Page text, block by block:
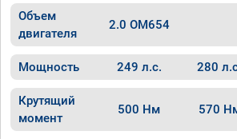
Объем
двигателя
2.0 OM654
Мощность 249 л.с. 280
Крутящий
момент
500 Нм 570